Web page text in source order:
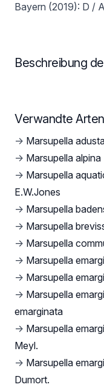
Bayern (2019): D /
Beschreibung
Verwandte Arten
→ Marsupella
→ Marsupella
→ Marsupella
E.W.Jones
→ Marsupella
→ Marsupella
→ Marsupella
→ Marsupella
→ Marsupella
→ Marsupella
emarginata
→ Marsupella
Meyl.
→ Marsupella
Dumort.